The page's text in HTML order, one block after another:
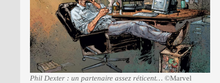
Phil Dexter : un partenaire assez réticent… ©Marvel